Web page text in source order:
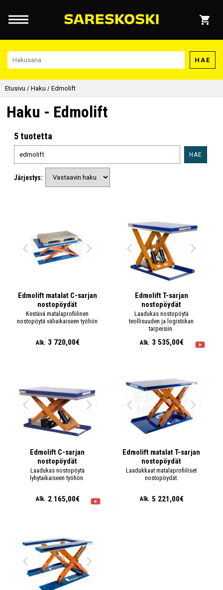
HAE
Etusivu / Haku / Edmolift
Haku - Edmolift
5 tuotetta
HAE
Järjestys:
Edmolift matalat C-sarjan
nostopöydät
Kestävä matalaprofiilinen
nostopöytä väliaikaiseen työhön
Alk. 3 720,00€
Edmolift T-sarjan
nostopöydät
Laadukas nostopöytä
teollisuuden ja logistiikan
tarpeisiin.
Alk. 3 535,00€
Edmolift C-sarjan
nostopöydät
Laadukas nostopöytä
lyhytaikaiseen työhön.
Alk. 2 165,00€
Edmolift matalat T-sarjan
nostopöydät
Laadukkaat matalaprofiiliset
nostopöydät.
Alk. 5 221,00€